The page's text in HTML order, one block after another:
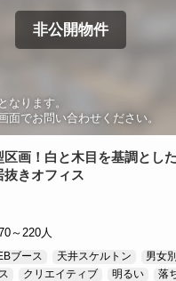
非公開物件
なります。
面でお問い合わせください。
画！白と木目を基調とし
抜きオフィス
～220人
ブース 天井スケルトン
男女
クリエイティブ 明るい
落